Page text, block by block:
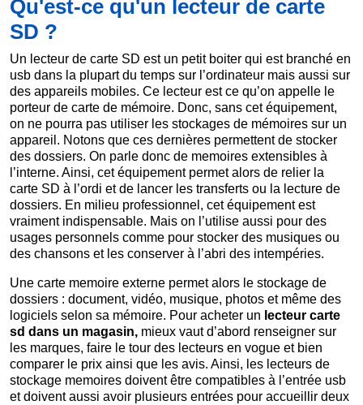
Qu'est-ce qu'un lecteur de carte
SD ?
Un lecteur de carte SD est un petit boiter qui est branché en
usb dans la plupart du temps sur l’ordinateur mais aussi sur
des appareils mobiles. Ce lecteur est ce qu’on appelle le
porteur de carte de mémoire. Donc, sans cet équipement,
on ne pourra pas utiliser les stockages de mémoires sur un
appareil. Notons que ces dernières permettent de stocker
des dossiers. On parle donc de memoires extensibles à
l’interne. Ainsi, cet équipement permet alors de relier la
carte SD à l’ordi et de lancer les transferts ou la lecture de
dossiers. En milieu professionnel, cet équipement est
vraiment indispensable. Mais on l’utilise aussi pour des
usages personnels comme pour stocker des musiques ou
des chansons et les conserver à l’abri des intempéries.
Une carte memoire externe permet alors le stockage de
dossiers : document, vidéo, musique, photos et même des
logiciels selon sa mémoire. Pour acheter un lecteur carte
sd dans un magasin, mieux vaut d’abord renseigner sur
les marques, faire le tour des lecteurs en vogue et bien
comparer le prix ainsi que les avis. Ainsi, les lecteurs de
stockage memoires doivent être compatibles à l’entrée usb
et doivent aussi avoir plusieurs entrées pour accueillir deux